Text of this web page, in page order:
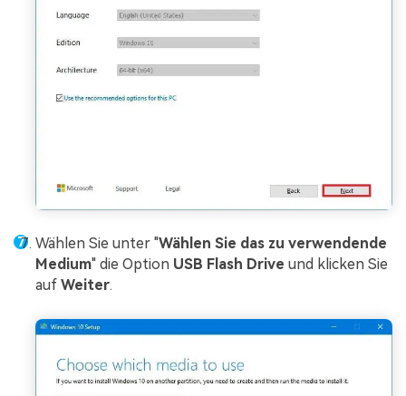
Wählen Sie unter "Wählen Sie das zu verwendende
Medium" die Option USB Flash Drive und klicken Sie
auf Weiter.